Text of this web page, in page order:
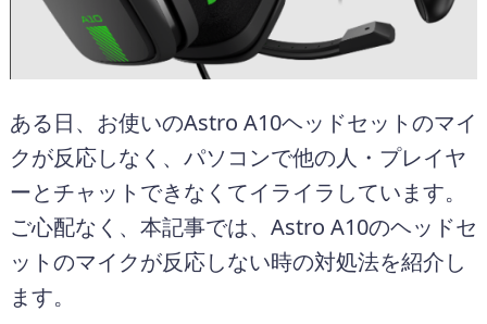
ある日、お使いのAstro A10ヘッドセットのマイ
クが反応しなく、パソコンで他の人・プレイヤ
ーとチャットできなくてイライラしています。
ご心配なく、本記事では、Astro A10のヘッドセ
ットのマイクが反応しない時の対処法を紹介し
ます。